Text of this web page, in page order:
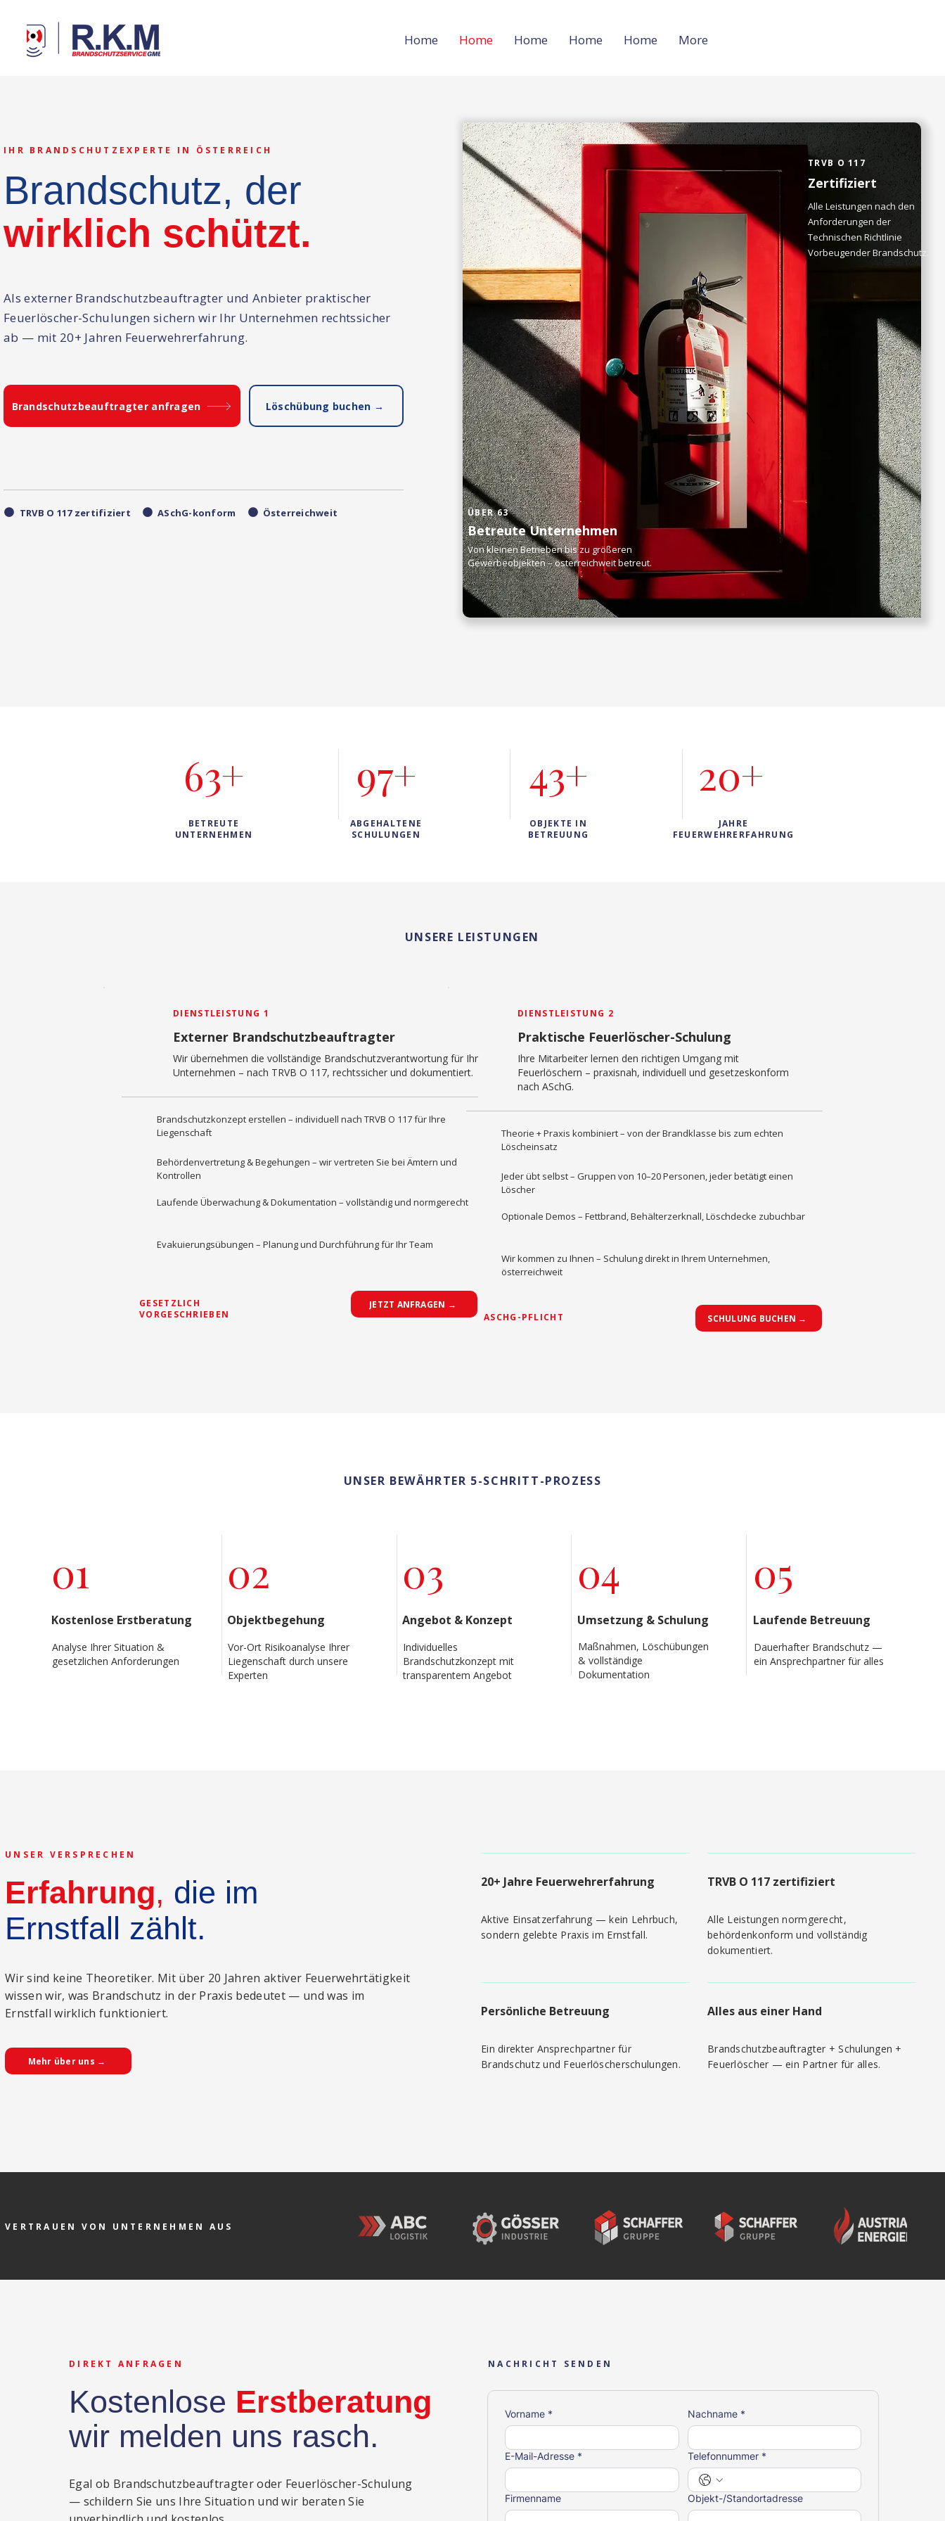
Home Home Home Home Home More
IHR BRANDSCHUTZEXPERTE IN ÖSTERREICH
Brandschutz, der
wirklich schützt.
Als externer Brandschutzbeauftragter und Anbieter praktischer
Feuerlöscher-Schulungen sichern wir Ihr Unternehmen rechtssicher
ab — mit 20+ Jahren Feuerwehrerfahrung.
Brandschutzbeauftragter anfragen Löschübung buchen →
🟠 TRVB O 117 zertifiziert 🟠 ASchG-konform 🟠Österreichweit
TRVB O 117
Zertifiziert
Alle Leistungen nach den
Anforderungen der
Technischen Richtlinie
Vorbeugender Brandschutz.
ÜBER 63
Betreute Unternehmen
Von kleinen Betrieben bis zu größeren
Gewerbeobjekten – österreichweit betreut.
63+
BETREUTE
UNTERNEHMEN
97+
ABGEHALTENE
SCHULUNGEN
43+
OBJEKTE IN
BETREUUNG
20+
JAHRE
FEUERWEHRERFAHRUNG
UNSERE LEISTUNGEN
DIENSTLEISTUNG 1
Externer Brandschutzbeauftragter
Wir übernehmen die vollständige Brandschutzverantwortung für Ihr
Unternehmen – nach TRVB O 117, rechtssicher und dokumentiert.
Brandschutzkonzept erstellen – individuell nach TRVB O 117 für Ihre
Liegenschaft
Behördenvertretung & Begehungen – wir vertreten Sie bei Ämtern und
Kontrollen
Laufende Überwachung & Dokumentation – vollständig und normgerecht
Evakuierungsübungen – Planung und Durchführung für Ihr Team
GESETZLICH
VORGESCHRIEBEN
JETZT ANFRAGEN →
DIENSTLEISTUNG 2
Praktische Feuerlöscher-Schulung
Ihre Mitarbeiter lernen den richtigen Umgang mit
Feuerlöschern – praxisnah, individuell und gesetzeskonform
nach ASchG.
Theorie + Praxis kombiniert – von der Brandklasse bis zum echten
Löscheinsatz
Jeder übt selbst – Gruppen von 10–20 Personen, jeder betätigt einen
Löscher
Optionale Demos – Fettbrand, Behälterzerknall, Löschdecke zubuchbar
Wir kommen zu Ihnen – Schulung direkt in Ihrem Unternehmen,
österreichweit
ASCHG-PFLICHT SCHULUNG BUCHEN →
UNSER BEWÄHRTER 5-SCHRITT-PROZESS
01
Kostenlose Erstberatung
Analyse Ihrer Situation &
gesetzlichen Anforderungen
02
Objektbegehung
Vor-Ort Risikoanalyse Ihrer
Liegenschaft durch unsere
Experten
03
Angebot & Konzept
Individuelles
Brandschutzkonzept mit
transparentem Angebot
04
Umsetzung & Schulung
Maßnahmen, Löschübungen
& vollständige
Dokumentation
05
Laufende Betreuung
Dauerhafter Brandschutz —
ein Ansprechpartner für alles
UNSER VERSPRECHEN
Erfahrung, die im
Ernstfall zählt.
Wir sind keine Theoretiker. Mit über 20 Jahren aktiver Feuerwehrtätigkeit
wissen wir, was Brandschutz in der Praxis bedeutet — und was im
Ernstfall wirklich funktioniert.
Mehr über uns →
20+ Jahre Feuerwehrerfahrung
Aktive Einsatzerfahrung — kein Lehrbuch,
sondern gelebte Praxis im Ernstfall.
Persönliche Betreuung
Ein direkter Ansprechpartner für
Brandschutz und Feuerlöscherschulungen.
TRVB O 117 zertifiziert
Alle Leistungen normgerecht,
behördenkonform und vollständig
dokumentiert.
Alles aus einer Hand
Brandschutzbeauftragter + Schulungen +
Feuerlöscher — ein Partner für alles.
VERTRAUEN VON UNTERNEHMEN AUS
DIREKT ANFRAGEN
Kostenlose Erstberatung
wir melden uns rasch.
Egal ob Brandschutzbeauftragter oder Feuerlöscher-Schulung
— schildern Sie uns Ihre Situation und wir beraten Sie
NACHRICHT SENDEN
Vorname * Nachname *
E-Mail-Adresse * Telefonnummer *
Firmenname Objekt-/Standortadresse